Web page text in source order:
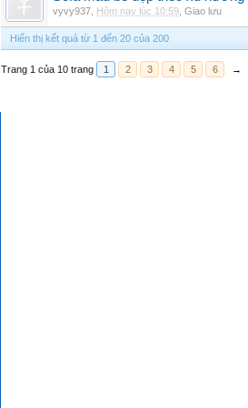
vyvy937 Hôm nay lúc 10:59 Giao lưu
Hiển thị kết quả từ 1 đến 20 của 200
Trang 1 của 10 trang 1 2 3 4 5 6 →